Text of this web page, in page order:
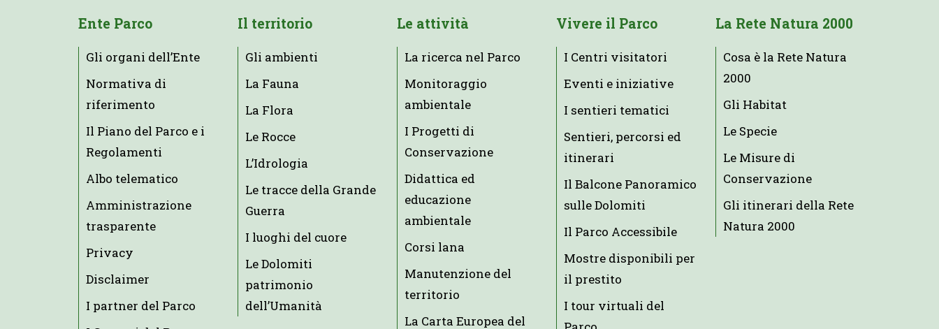
Ente Parco
Gli organi dell’Ente
Normativa di
riferimento
Il Piano del Parco e i
Regolamenti
Albo telematico
Amministrazione
trasparente
Privacy
Disclaimer
I partner del Parco
Il territorio
Gli ambienti
La Fauna
La Flora
Le Rocce
L’Idrologia
Le tracce della Grande
Guerra
I luoghi del cuore
Le Dolomiti
patrimonio
dell’Umanità
Le attività
La ricerca nel Parco
Monitoraggio
ambientale
I Progetti di
Conservazione
Didattica ed
educazione
ambientale
Corsi lana
Manutenzione del
territorio
La Carta Europea del
Vivere il Parco
I Centri visitatori
Eventi e iniziative
I sentieri tematici
Sentieri, percorsi ed
itinerari
Il Balcone Panoramico
sulle Dolomiti
Il Parco Accessibile
Mostre disponibili per
il prestito
I tour virtuali del
La Rete Natura 2000
Cosa è la Rete Natura
2000
Gli Habitat
Le Specie
Le Misure di
Conservazione
Gli itinerari della Rete
Natura 2000